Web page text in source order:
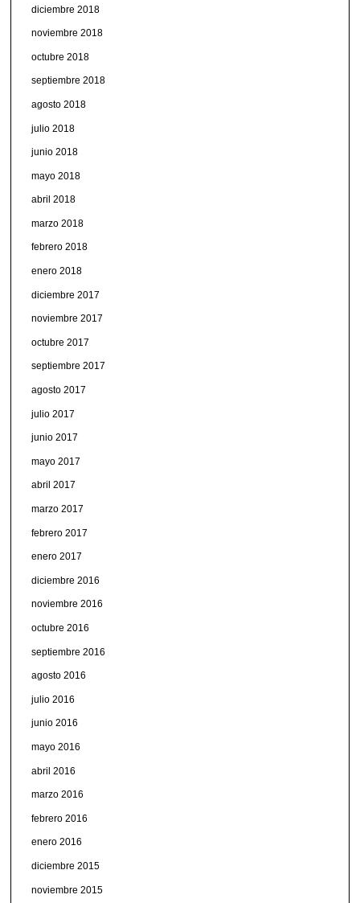
diciembre 2018
noviembre 2018
octubre 2018
septiembre 2018
agosto 2018
julio 2018
junio 2018
mayo 2018
abril 2018
marzo 2018
febrero 2018
enero 2018
diciembre 2017
noviembre 2017
octubre 2017
septiembre 2017
agosto 2017
julio 2017
junio 2017
mayo 2017
abril 2017
marzo 2017
febrero 2017
enero 2017
diciembre 2016
noviembre 2016
octubre 2016
septiembre 2016
agosto 2016
julio 2016
junio 2016
mayo 2016
abril 2016
marzo 2016
febrero 2016
enero 2016
diciembre 2015
noviembre 2015